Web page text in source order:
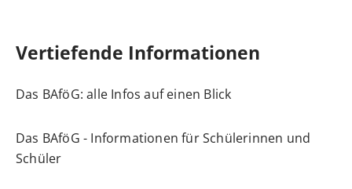
Vertiefende Informationen
Das BAföG: alle Infos auf einen Blick
Das BAföG - Informationen für Schülerinnen und
Schüler